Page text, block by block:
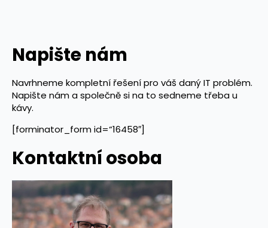
Napište nám
Navrhneme kompletní řešení pro váš daný IT problém.
Napište nám a společně si na to sedneme třeba u
kávy.
[forminator_form id=“16458″]
Kontaktní osoba